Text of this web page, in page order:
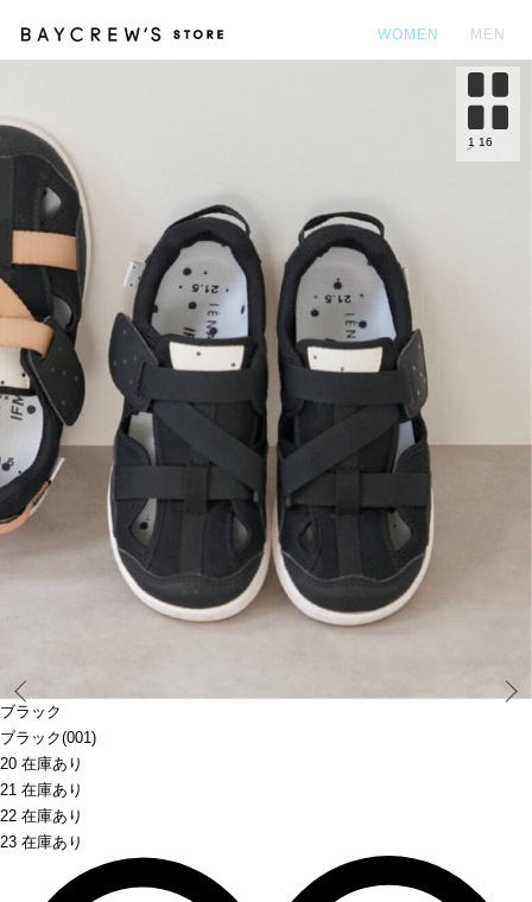
WOMEN MEN
ブラック
ブラック(001)
20 在庫あり
21 在庫あり
22 在庫あり
23 在庫あり
1 16